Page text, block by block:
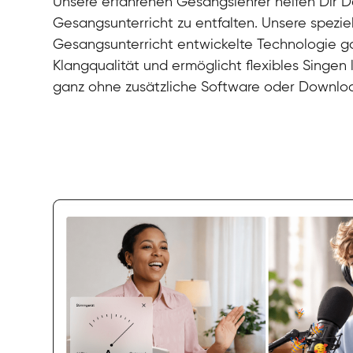
Gesangsunterricht zu entfalten. Unsere
Gesangsunterricht entwickelte Technologie
Klangqualität und ermöglicht flexibles
ganz ohne zusätzliche Software oder